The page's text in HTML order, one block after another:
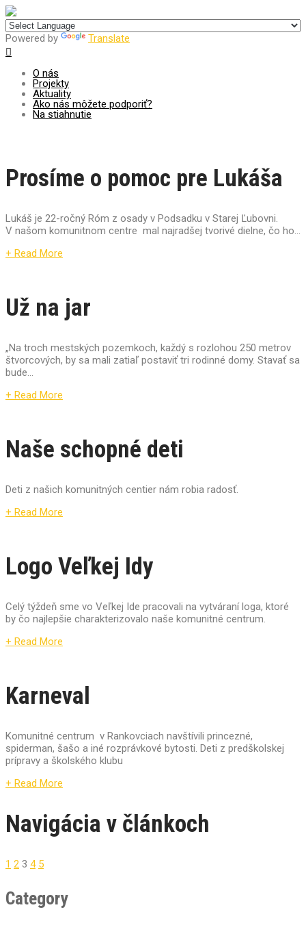
Powered by Translate
O nás
Projekty
Aktuality
Ako nás môžete podporiť?
Na stiahnutie
Prosíme o pomoc pre Lukáša
Lukáš je 22-ročný Róm z osady v Podsadku v Starej Ľubovni.
V našom komunitnom centre mal najradšej tvorivé dielne, čo ho...
+ Read More
Už na jar
„Na troch mestských pozemkoch, každý s rozlohou 250 metrov
štvorcových, by sa mali zatiaľ postaviť tri rodinné domy. Stavať sa
bude...
+ Read More
Naše schopné deti
Deti z našich komunitných centier nám robia radosť.
+ Read More
Logo Veľkej Idy
Celý týždeň sme vo Veľkej Ide pracovali na vytváraní loga, ktoré
by čo najlepšie charakterizovalo naše komunitné centrum.
+ Read More
Karneval
Komunitné centrum v Rankovciach navštívili princezné,
spiderman, šašo a iné rozprávkové bytosti. Deti z predškolskej
prípravy a školského klubu
+ Read More
Navigácia v článkoch
1 2 3 4 5
Category